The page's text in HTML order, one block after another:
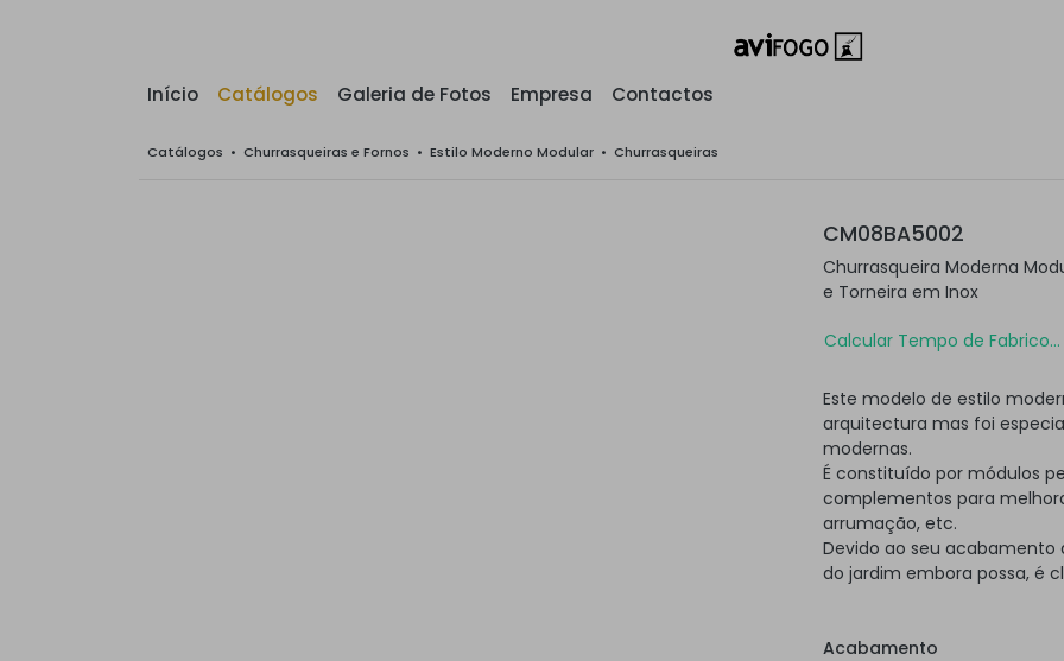
Início Catálogos Galeria de Fotos Empresa Contactos
Catálogos • Churrasqueiras e Fornos • Estilo Moderno Modular • Churrasqueiras
CM08BA5002
Churrasqueira Moderna
e Torneira em Inox
Calcular Tempo de Fabrico...
Este modelo de estilo
arquitectura mas foi
modernas.
É constituído por módulos
complementos para
arrumação, etc.
Devido ao seu acabamento
do jardim embora possa, é
Acabamento